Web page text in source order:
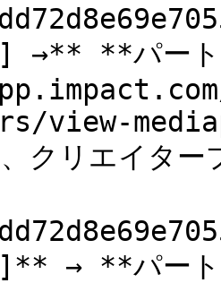
→** **パー
view-
→ **パー